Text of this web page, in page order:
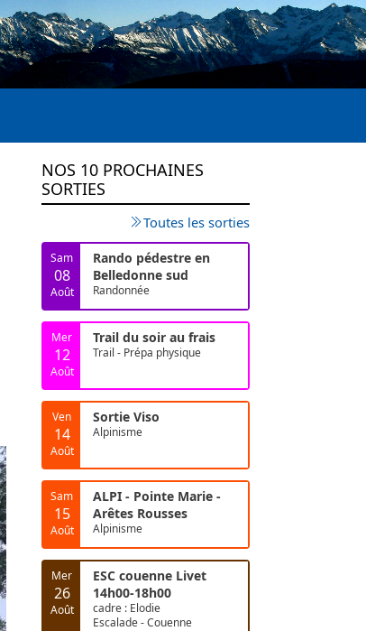
NOS 10 PROCHAINES
SORTIES
Toutes les sorties
Sam
08
Août
Rando pédestre en
Belledonne sud
Randonnée
Mer
12
Août
Trail du soir au frais
Trail - Prépa physique
Ven
14
Août
Sortie Viso
Alpinisme
Sam
15
Août
ALPI - Pointe Marie -
Arêtes Rousses
Alpinisme
Mer
26
Août
ESC couenne Livet
14h00-18h00
cadre : Elodie
Escalade - Couenne